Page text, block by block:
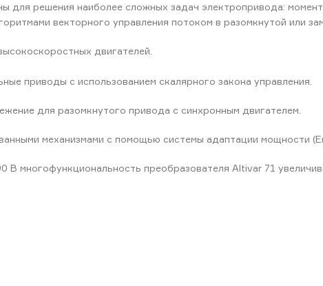
для решения наиболее сложных задач электропривода:
векторного управления потоком в разомкнутой или
двигателей.
приводы с использованием скалярного закона управления.
для разомкнутого привода с синхронным двигателем.
механизмами с помощью системы адаптации мощности
многофункциональность преобразователя Altivar 71